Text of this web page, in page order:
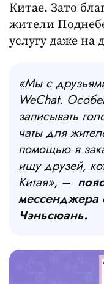
Китае. Зато
жители
услугу даже на
«Мы с
WeChat.
записывать
чаты для
помощью я
ищу друзей,
Китая», –
мессенджера
Чэньсюань.